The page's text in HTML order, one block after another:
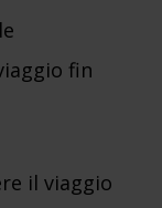
fin
il viaggio